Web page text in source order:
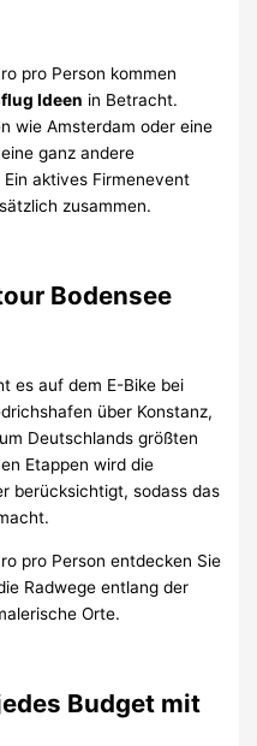
pro Person kommen
Ideen in Betracht.
wie Amsterdam oder eine
ganz andere
aktives Firmenevent
zusammen.
Bodensee
es auf dem E-Bike bei
über Konstanz,
Deutschlands größten
Etappen wird die
berücksichtigt, sodass das
pro Person entdecken Sie
Radwege entlang der
Orte.
Budget mit